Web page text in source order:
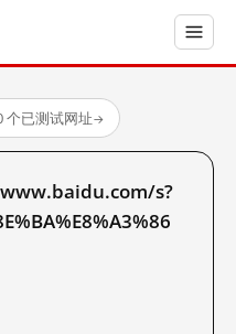
个已测试网址→
s?